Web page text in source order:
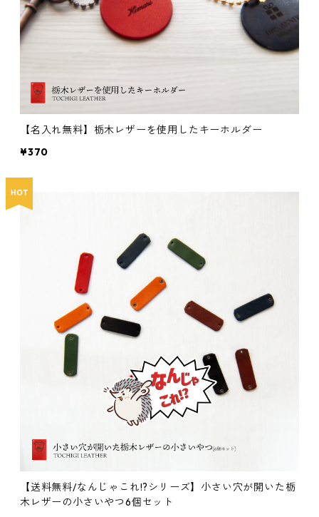
【名入れ無料】栃木レザーを使用したキーホルダー
¥370
【送料無料/なんじゃこれ!?シリーズ】小さい穴が開いた栃
木レザーの小さいやつ6個セット